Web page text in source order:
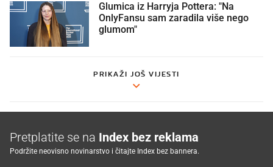
Glumica iz Harryja Pottera: "Na
OnlyFansu sam zaradila više nego
glumom"
PRIKAŽI JOŠ VIJESTI
Pretplatite se na Index bez reklama
Podržite neovisno novinarstvo i čitajte Index bez bannera.